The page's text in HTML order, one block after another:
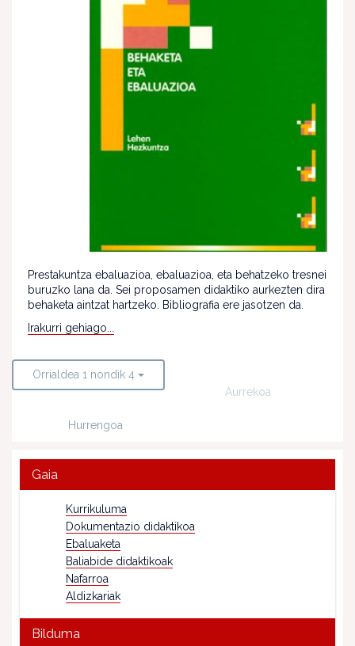
Prestakuntza ebaluazioa, ebaluazioa, eta behatzeko tresnei
buruzko lana da. Sei proposamen didaktiko aurkezten dira
behaketa aintzat hartzeko. Bibliografia ere jasotzen da.
Irakurri gehiago...
Orrialdea 1 nondik 4
Aurrekoa
Hurrengoa
Gaia
Kurrikuluma
Dokumentazio didaktikoa
Ebaluaketa
Baliabide didaktikoak
Nafarroa
Aldizkariak
Bilduma